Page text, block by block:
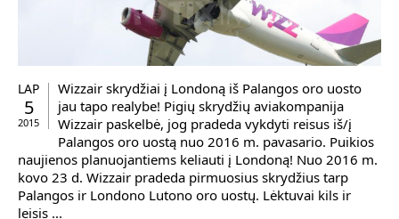
LAP
5
2015
Wizzair skrydžiai į Londoną iš Palangos oro uosto
jau tapo realybe! Pigių skrydžių aviakompanija
Wizzair paskelbė, jog pradeda vykdyti reisus iš/į
Palangos oro uostą nuo 2016 m. pavasario. Puikios
naujienos planuojantiems keliauti į Londoną! Nuo 2016 m.
kovo 23 d. Wizzair pradeda pirmuosius skrydžius tarp
Palangos ir Londono Lutono oro uostų. Lėktuvai kils ir
leisis ...